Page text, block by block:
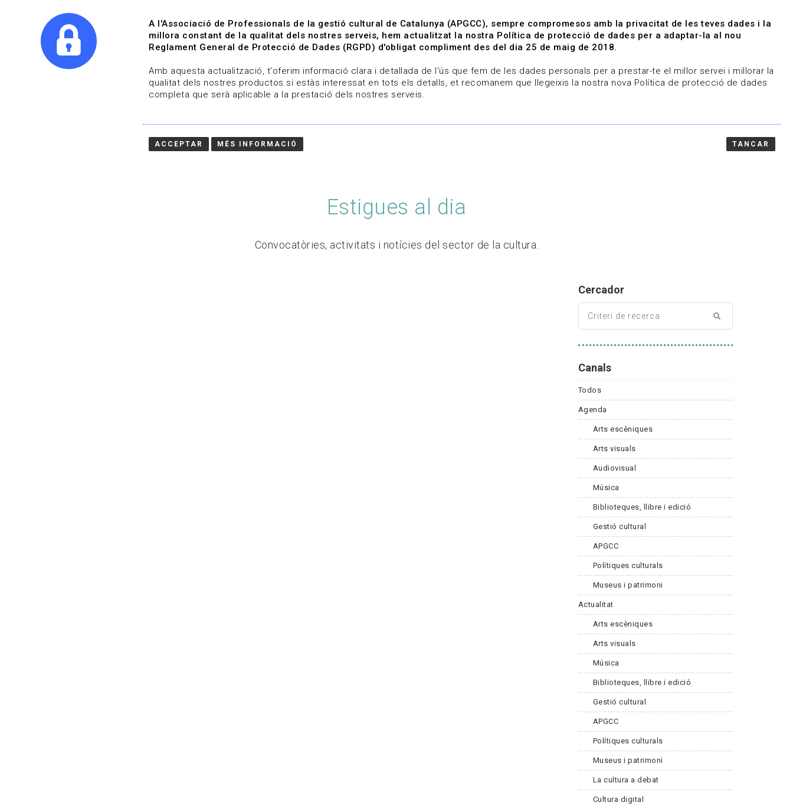
Qui som Línies de treball Projectes Serveis A qui representem Contacte
Estigues al dia
Convocatòries, activitats i notícies del sector de la cultura.
Cercador
Canals
Todos
Agenda
Arts escèniques
Arts visuals
Audiovisual
Música
Biblioteques, llibre i edició
Gestió cultural
APGCC
Polítiques culturals
Museus i patrimoni
Actualitat
Arts escèniques
Arts visuals
Música
Biblioteques, llibre i edició
Gestió cultural
APGCC
Polítiques culturals
Museus i patrimoni
La cultura a debat
Cultura digital
A l'Associació de Professionals de la gestió cultural de Catalunya (APGCC), sempre compromesos amb la privacitat de les teves dades i la
millora constant de la qualitat dels nostres serveis, hem actualitzat la nostra Política de protecció de dades per a adaptar-la al nou
Reglament General de Protecció de Dades (RGPD) d'obligat compliment des del dia 25 de maig de 2018.
Amb aquesta actualització, t'oferim informació clara i detallada de l'ús que fem de les dades personals per a prestar-te el millor servei i millorar la
qualitat dels nostres productos.si estàs interessat en tots els detalls, et recomanem que llegeixis la nostra nova Política de protecció de dades
completa que serà aplicable a la prestació dels nostres serveis.
ACCEPTAR MÉS INFORMACIÓ TANCAR